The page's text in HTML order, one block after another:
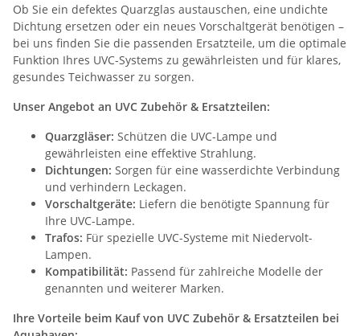
Ob Sie ein defektes Quarzglas austauschen, eine undichte
Dichtung ersetzen oder ein neues Vorschaltgerät benötigen –
bei uns finden Sie die passenden Ersatzteile, um die optimale
Funktion Ihres UVC-Systems zu gewährleisten und für klares,
gesundes Teichwasser zu sorgen.
Unser Angebot an UVC Zubehör & Ersatzteilen:
Quarzgläser: Schützen die UVC-Lampe und
gewährleisten eine effektive Strahlung.
Dichtungen: Sorgen für eine wasserdichte Verbindung
und verhindern Leckagen.
Vorschaltgeräte: Liefern die benötigte Spannung für
Ihre UVC-Lampe.
Trafos: Für spezielle UVC-Systeme mit Niedervolt-
Lampen.
Kompatibilität: Passend für zahlreiche Modelle der
genannten und weiterer Marken.
Ihre Vorteile beim Kauf von UVC Zubehör & Ersatzteilen bei